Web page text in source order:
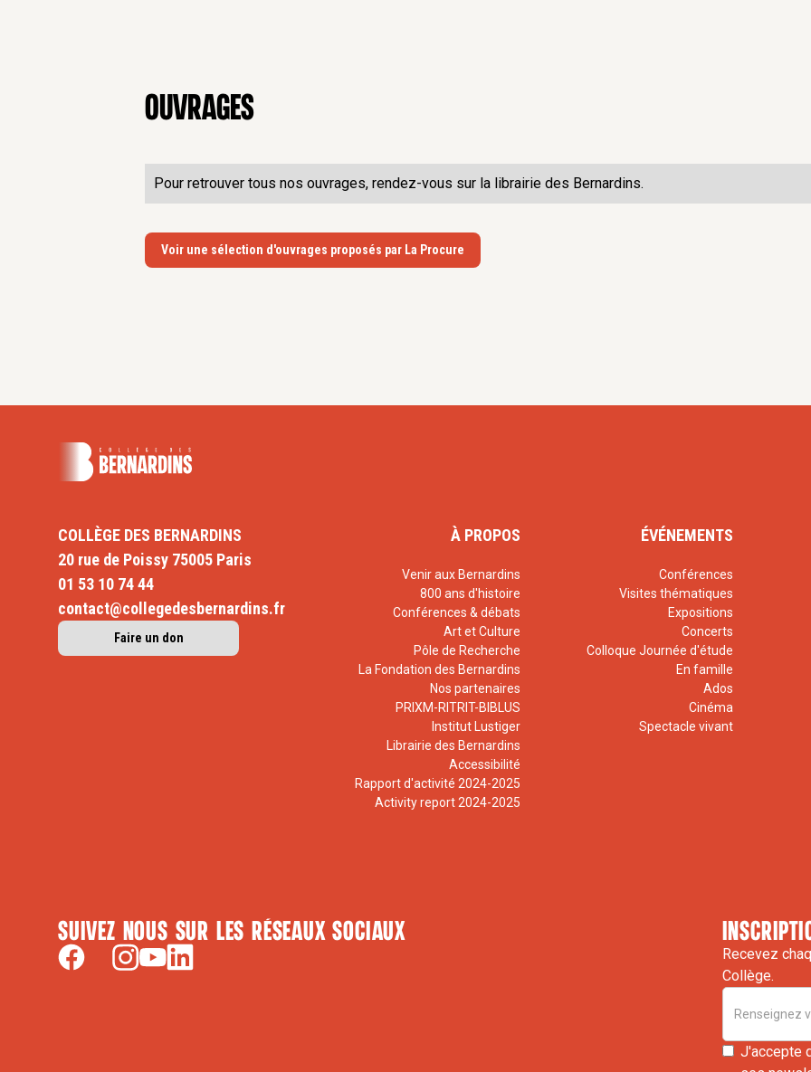
Ouvrages
Pour retrouver tous nos ouvrages, rendez-vous sur la librairie des Bernardins.
Voir une sélection d'ouvrages proposés par La Procure
COLLÈGE DES BERNARDINS
20 rue de Poissy 75005 Paris
01 53 10 74 44
contact@collegedesbernardins.fr
Faire un don
À PROPOS
Venir aux Bernardins
800 ans d'histoire
Conférences & débats
Art et Culture
Pôle de Recherche
La Fondation des Bernardins
Nos partenaires
PRIXM-RITRIT-BIBLUS
Institut Lustiger
Librairie des Bernardins
Accessibilité
Rapport d'activité 2024-2025
Activity report 2024-2025
ÉVÉNEMENTS
Conférences
Visites thématiques
Expositions
Concerts
Colloque Journée d'étude
En famille
Ados
Cinéma
Spectacle vivant
Suivez nous sur les réseaux sociaux
Recevez
Collège.
J'accepte